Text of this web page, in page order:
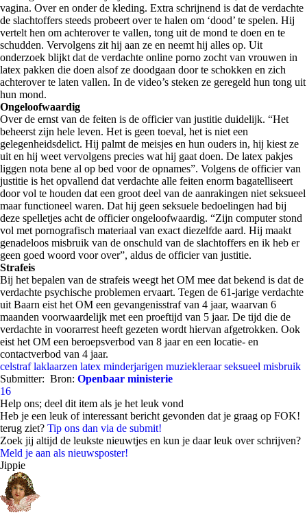
vagina. Over en onder de kleding. Extra schrijnend is dat de verdachte
de slachtoffers steeds probeert over te halen om ‘dood’ te spelen. Hij
vertelt hen om achterover te vallen, tong uit de mond te doen en te
schudden. Vervolgens zit hij aan ze en neemt hij alles op. Uit
onderzoek blijkt dat de verdachte online porno zocht van vrouwen in
latex pakken die doen alsof ze doodgaan door te schokken en zich
achterover te laten vallen. In de video’s steken ze geregeld hun tong uit
hun mond.
Ongeloofwaardig
Over de ernst van de feiten is de officier van justitie duidelijk. “Het
beheerst zijn hele leven. Het is geen toeval, het is niet een
gelegenheidsdelict. Hij palmt de meisjes en hun ouders in, hij kiest ze
uit en hij weet vervolgens precies wat hij gaat doen. De latex pakjes
liggen nota bene al op bed voor de opnames”. Volgens de officier van
justitie is het opvallend dat verdachte alle feiten enorm bagatelliseert
door vol te houden dat een groot deel van de aanrakingen niet seksueel
maar functioneel waren. Dat hij geen seksuele bedoelingen had bij
deze spelletjes acht de officier ongeloofwaardig. “Zijn computer stond
vol met pornografisch materiaal van exact diezelfde aard. Hij maakt
genadeloos misbruik van de onschuld van de slachtoffers en ik heb er
geen goed woord voor over”, aldus de officier van justitie.
Strafeis
Bij het bepalen van de strafeis weegt het OM mee dat bekend is dat de
verdachte psychische problemen ervaart. Tegen de 61-jarige verdachte
uit Baarn eist het OM een gevangenisstraf van 4 jaar, waarvan 6
maanden voorwaardelijk met een proeftijd van 5 jaar. De tijd die de
verdachte in voorarrest heeft gezeten wordt hiervan afgetrokken. Ook
eist het OM een beroepsverbod van 8 jaar en een locatie- en
contactverbod van 4 jaar.
celstraf laklaarzen latex minderjarigen muziekleraar seksueel misbruik
Submitter: Bron: Openbaar ministerie
16
Help ons; deel dit item als je het leuk vond
Heb je een leuk of interessant bericht gevonden dat je graag op FOK!
terug ziet? Tip ons dan via de submit!
Zoek jij altijd de leukste nieuwtjes en kun je daar leuk over schrijven?
Meld je aan als nieuwsposter!
Jippie